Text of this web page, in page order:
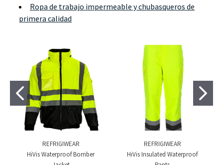
Ropa de trabajo impermeable y chubasqueros de
primera calidad
REFRIGIWEAR
HiVis Waterproof Bomber
REFRIGIWEAR
HiVis Insulated Waterproof